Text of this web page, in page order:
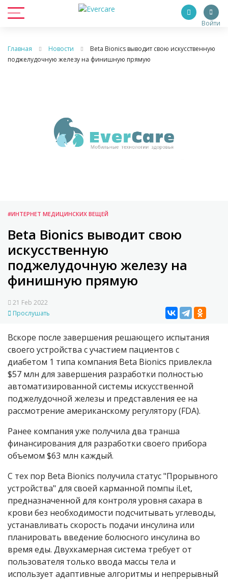
Войти
Главная Новости
Beta Bionics выводит свою искусственную
поджелудочную железу на финишную прямую
#ИНТЕРНЕТ МЕДИЦИНСКИХ ВЕЩЕЙ
Beta Bionics выводит свою
искусственную
поджелудочную железу на
финишную прямую
21 Feb 2022
Прослушать
Вскоре после завершения решающего испытания
своего устройства с участием пациентов с
диабетом 1 типа компания Beta Bionics привлекла
$57 млн для завершения разработки полностью
автоматизированной системы искусственной
поджелудочной железы и представления ее на
рассмотрение американскому регулятору (FDA).
Ранее компания уже получила два транша
финансирования для разработки своего прибора
объемом $63 млн каждый.
С тех пор Beta Bionics получила статус "Прорывного
устройства" для своей карманной помпы iLet,
предназначенной для контроля уровня сахара в
крови без необходимости подсчитывать углеводы,
устанавливать скорость подачи инсулина или
планировать введение болюсного инсулина во
время еды. Двухкамерная система требует от
пользователя только ввода массы тела и
использует адаптивные алгоритмы и непрерывный